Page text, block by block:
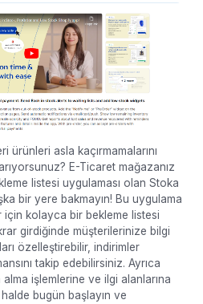
ürünleri asla kaçırmamalarını
E-Ticaret mağazanız
listesi uygulaması olan Stoka
bir yere bakmayın! Bu uygulama
kolayca bir bekleme listesi
girdiğinde müşterilerinize bilgi
özelleştirebilir, indirimler
takip edebilirsiniz. Ayrıca
işlemlerine ve ilgi alanlarına
bugün başlayın ve